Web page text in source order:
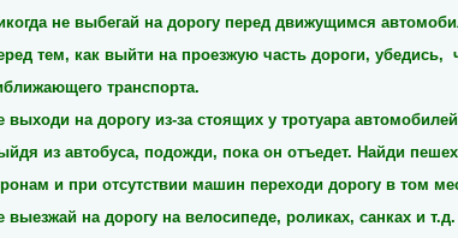
не выбегай на дорогу перед движущимся
тем, как выйти на проезжую часть дороги, убедись,
транспорта.
выходи на дорогу из-за стоящих у тротуара
из автобуса, подожди, пока он отъедет. Найди
и при отсутствии машин переходи дорогу в том
выезжай на дорогу на велосипеде, роликах, санках и т.д.